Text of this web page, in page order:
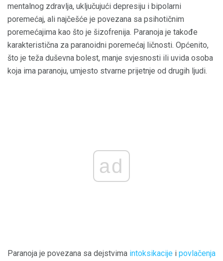
mentalnog zdravlja, uključujući depresiju i bipolarni
poremećaj, ali najčešće je povezana sa psihotičnim
poremećajima kao što je šizofrenija. Paranoja je takođe
karakteristična za paranoidni poremećaj ličnosti. Općenito,
što je teža duševna bolest, manje svjesnosti ili uvida osoba
koja ima paranoju, umjesto stvarne prijetnje od drugih ljudi.
ad
Paranoja je povezana sa dejstvima intoksikacije i povlačenja